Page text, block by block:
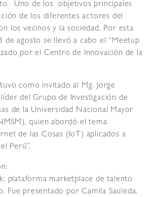
Uno de los objetivos principales
de los diferentes actores del
los vecinos y la sociedad. Por esta
de agosto se llevó a cabo el “Meetup
por el Centro de Innovación de la
como invitado al Mg. Jorge
del Grupo de Investigación de
de la Universidad Nacional Mayor
quien abordó el tema
de las Cosas (IoT) aplicados a
Perú”.
plataforma marketplace de talento
Fue presentado por Camila Sauleda.